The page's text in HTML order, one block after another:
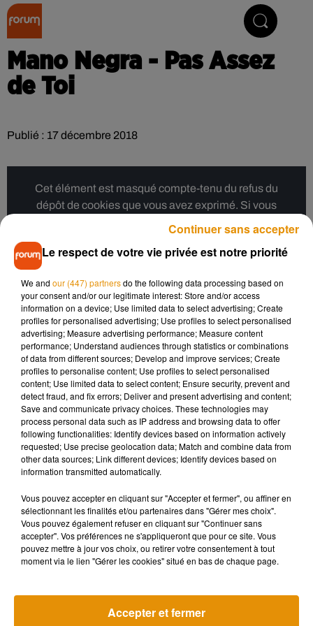
Mano Negra - Pas Assez
de Toi
Publié : 17 décembre 2018
Cet élément est masqué compte-tenu du refus du
dépôt de cookies que vous avez exprimé. Si vous
Musique
Madonna sort enfin le remix de « Love
Sensation » avec Kylie Minogue
Angèle et
collaboration
+ DE MUSIQUE
Le respect de votre vie privée est notre priorité
We and our (447) partnersdo the following data processing based on
your consent and/or our legitimate interest: Store and/or access
information on a device; Use limited data to select advertising; Create
profiles for personalised advertising; Use profiles to select personalised
advertising; Measure advertising performance; Measure content
performance; Understand audiences through statistics or combinations
of data from different sources; Develop and improve services; Create
profiles to personalise content; Use profiles to select personalised
content; Use limited data to select content; Ensure security, prevent and
detect fraud, and fix errors; Deliver and present advertising and content;
Save and communicate privacy choices. These technologies may
process personal data such as IP address and browsing data to offer
following functionalities: Identify devices based on information actively
requested; Use precise geolocation data; Match and combine data from
other data sources; Link different devices; Identify devices based on
information transmitted automatically.
Vous pouvez accepter en cliquant sur "Accepter et fermer", ou affiner en
sélectionnant les finalités et/ou partenaires dans "Gérer mes choix".
Vous pouvez également refuser en cliquant sur "Continuer sans
accepter". Vos préférences ne s'appliqueront que pour ce site. Vous
pouvez mettre à jour vos choix, ou retirer votre consentement à tout
moment via le lien "Gérer les cookies" situé en bas de chaque page.
Accepter et fermer
Continuer sans accepter